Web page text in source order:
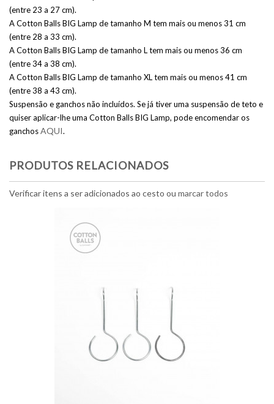
(entre 23 a 27 cm).
A Cotton Balls BIG Lamp de tamanho M tem mais ou menos 31 cm
(entre 28 a 33 cm).
A Cotton Balls BIG Lamp de tamanho L tem mais ou menos 36 cm
(entre 34 a 38 cm).
A Cotton Balls BIG Lamp de tamanho XL tem mais ou menos 41 cm
(entre 38 a 43 cm).
Suspensão e ganchos não incluídos. Se já tiver uma suspensão de teto e
quiser aplicar-lhe uma Cotton Balls BIG Lamp, pode encomendar os
ganchosAQUI.
PRODUTOS RELACIONADOS
Verificar itens a ser adicionados ao cesto ou marcar todos